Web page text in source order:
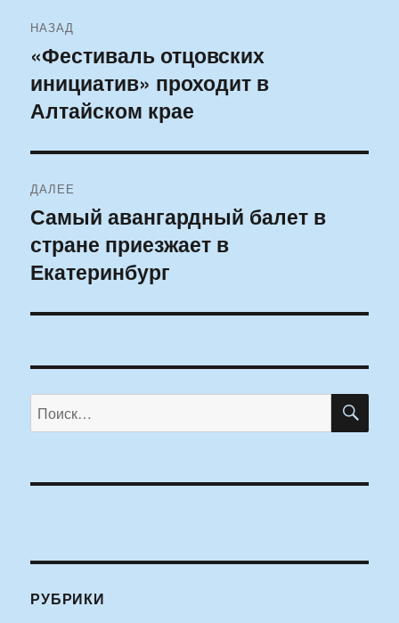
по
записям
НАЗАД
Предыдущая
запись:
«Фестиваль отцовских
инициатив» проходит в
Алтайском крае
ДАЛЕЕ
Следующая
запись:
Самый авангардный балет в
стране приезжает в
Екатеринбург
Искать:
РУБРИКИ